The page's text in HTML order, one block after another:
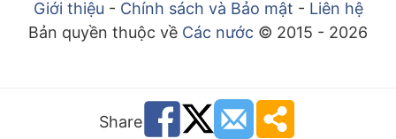
Giới thiệu - Chính sách và Bảo mật - Liên hệ
Bản quyền thuộc về Các nước © 2015 - 2026
Share